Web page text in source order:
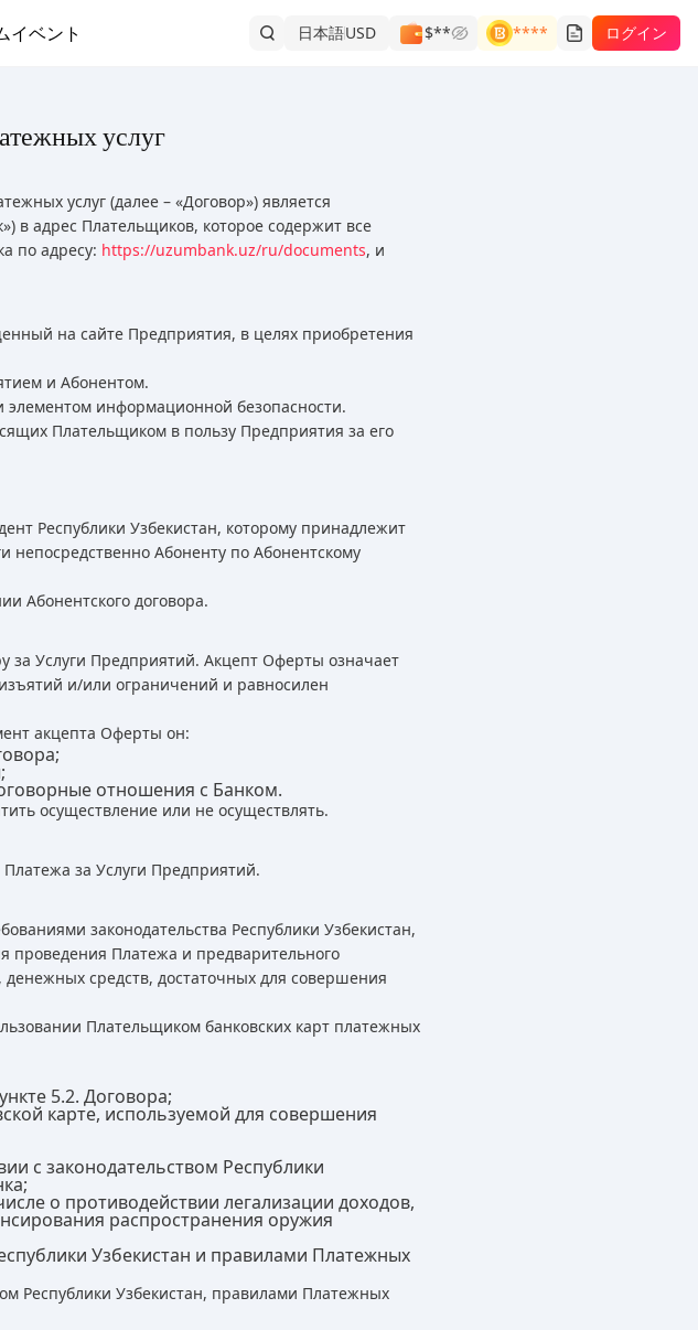
イベント 日本語USD $** **** ログイン
услуг
услуг (далее – «Договор») является
в адрес Плательщиков, которое содержит все
по адресу: https://uzumbank.uz/ru/documents, и
на сайте Предприятия, в целях приобретения
и Абонентом.
информационной безопасности.
Плательщиком в пользу Предприятия за его
Республики Узбекистан, которому принадлежит
Абоненту по Абонентскому
Абонентского договора.
за Услуги Предприятий. Акцепт Оферты означает
и/или ограничений и равносилен
акцепта Оферты он:
отношения с Банком.
осуществление или не осуществлять.
за Услуги Предприятий.
законодательства Республики Узбекистан,
проведения Платежа и предварительного
средств, достаточных для совершения
Плательщиком банковских карт платежных
5.2. Договора;
карте, используемой для совершения
с законодательством Республики
о противодействии легализации доходов,
распространения оружия
Узбекистан и правилами Платежных
Республики Узбекистан, правилами Платежных